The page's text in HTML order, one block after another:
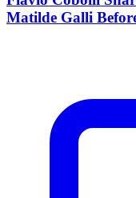
Matilde Galli